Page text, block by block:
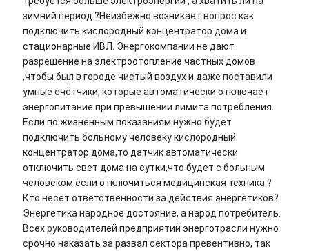
зимний период ?Неизбежно возникает вопрос как
подключить кислородный концентратор дома и
стационарные ИВЛ. Энергокомпании не дают
разрешение на электроотопление частных домов
,чтобы был в городе чистый воздух и даже поставили
умные счётчики, которые автоматически отключает
энергопитание при превышении лимита потребления.
Если по жизненным показаниям нужно будет
подключить больному человеку кислородный
концентратор дома,то датчик автоматически
отключить свет дома на сутки,что будет с больным
человеком.если отключиться медицинская техника ?
Кто несёт ответственности за действия энергетиков?
Энергетика народное достояние, а народ потребитель.
Всех руководителей предприятий энерготрасли нужно
срочно наказать за развал сектора превентивно, так